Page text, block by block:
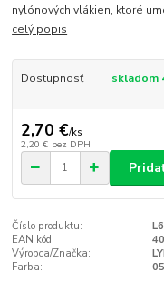
nylónových vlákien, ktoré
celý popis
Dostupnosť skladom
2,70 €/ks
2,20 € bez DPH
Číslo produktu:
EAN kód:
Výrobca/Značka:
Farba: